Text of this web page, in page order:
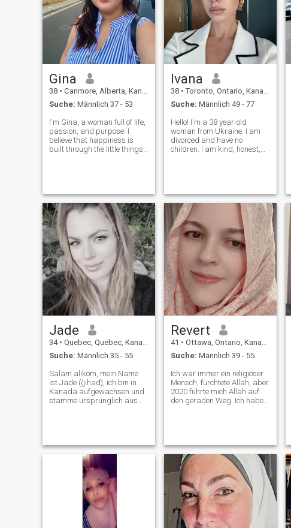
Gina
38 • Canmore, Alberta, Kanada
Suche: Männlich 37 - 53
I'm Gina, a woman full of life,
passion, and purpose. I
believe that happiness is
built through the little things
type of person who wakes
lvana
38 • Toronto, Ontario, Kanada
Suche: Männlich 49 - 77
Hello! I'm a 38 year-old
woman from Ukraine. I am
divorced and have no
children. I am kind, honest,
to find a sincere relationship
based on
Jade
34 • Quebec, Quebec, Kanada
Suche: Männlich 35 - 55
Salam alikom, mein Name
ist Jade ((jihad), ich bin in
Kanada aufgewachsen und
stamme ursprünglich aus
suche eine ernsthafte
Beziehung. Danke fürs
Revert
41 • Ottawa, Ontario, Kanada
Suche: Männlich 39 - 55
Ich war immer ein religiöser
Mensch, fürchtete Allah, aber
2020 führte mich Allah auf
den geraden Weg. Ich habe
mein Herz wirklich das ist,
was ich am wertvollsten
habe - ich kann diese Welt
nicht verlassen, ohne meinen
Beitrag zu einer besseren
Gesellschaft zu leisten. Ich
habe zwei Jungs, für die ich
lebe. Sie und meine Schüler
sagen, ich bin der netteste,